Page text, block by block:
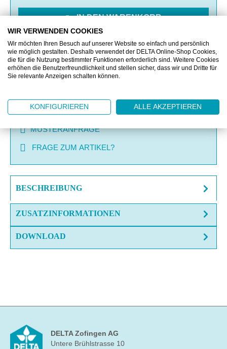
IN DEN WARENKORB
MERKEN
VERGLEICHEN
OFFERTE EINHOLEN
MUSTERANFRAGE
FRAGE ZUM ARTIKEL?
BESCHREIBUNG
ZUSATZINFORMATIONEN
DOWNLOAD
DELTA Zofingen AG
Untere Brühlstrasse 10
WIR VERWENDEN COOKIES
Wir möchten Ihren Besuch auf unserer Website so einfach und persönlich
wie möglich gestalten. Deshalb verwendet der DELTA Online-Shop Cookies,
die für die Nutzung bestimmter Funktionen erforderlich sind. Weitere Cookies
erhöhen die Benutzerfreundlichkeit und stellen sicher, dass wir und Dritte für
Sie relevante Anzeigen schalten können.
KONFIGURIEREN ALLE AKZEPTIEREN